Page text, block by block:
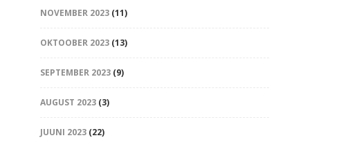
NOVEMBER 2023(11)
OKTOOBER 2023(13)
SEPTEMBER 2023(9)
AUGUST 2023(3)
JUUNI 2023(22)